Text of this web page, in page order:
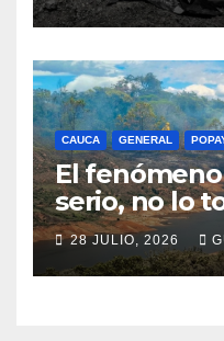
CAUCA GENERAL
El
serio, no lo
28 JULIO, 2026